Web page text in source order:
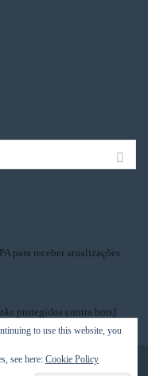
to use this website, you
see here: Cookie Policy
para receber atualizações.
protegidos contra bots]